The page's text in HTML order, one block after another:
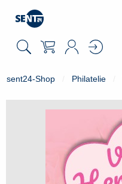
sent24-Shop Philatelie